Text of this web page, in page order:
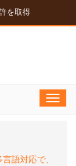
を取得
語対応で、